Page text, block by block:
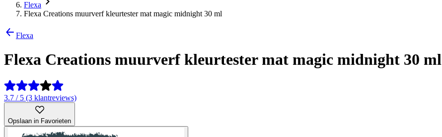
Flexa
Flexa Creations muurverf kleurtester mat magic midnight 30 ml
Flexa
Flexa Creations muurverf kleurtester mat magic midnight 30 ml
3.7 / 5 (3 klantreviews)
Opslaan in Favorieten